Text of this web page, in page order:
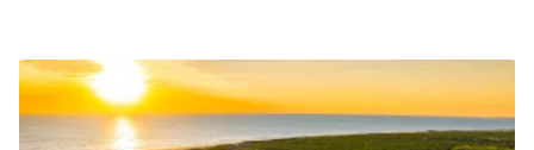
Afbeelding